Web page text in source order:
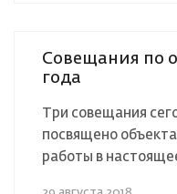
Совещания по
года
Три совещания
посвящено
работы в